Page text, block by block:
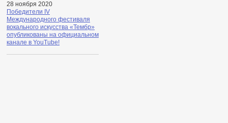
28 ноября 2020
Победители IV
Международного фестиваля
вокального искусства «Тембр»
опубликованы на официальном
канале в YouTube!